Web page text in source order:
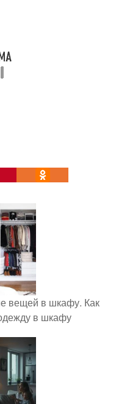
вещей в шкафу. Как
в шкафу